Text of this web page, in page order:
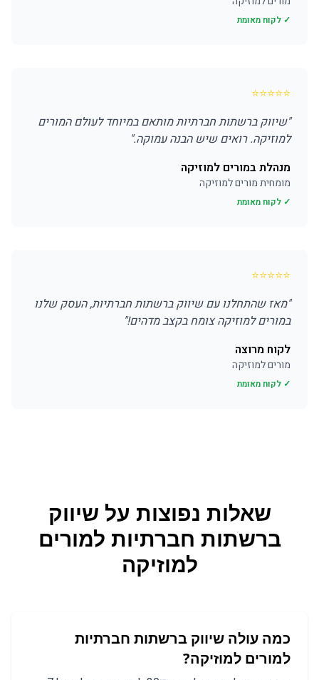
✓ לקוח מאומת
⭐
⭐
⭐
⭐
⭐
"שיווק ברשתות חברתיות מותאם במיוחד לעולם המורים
למוזיקה. רואים שיש הבנה עמוקה."
מנהלת במורים למוזיקה
מומחית מורים למוזיקה
✓ לקוח מאומת
⭐
⭐
⭐
⭐
⭐
"מאז שהתחלנו עם שיווק ברשתות חברתיות, העסק שלנו
במורים למוזיקה צומח בקצב מדהים!"
לקוח מרוצה
מורים למוזיקה
✓ לקוח מאומת
שאלות נפוצות על שיווק
ברשתות חברתיות למורים
למוזיקה
כמה עולה שיווק ברשתות חברתיות
למורים למוזיקה?